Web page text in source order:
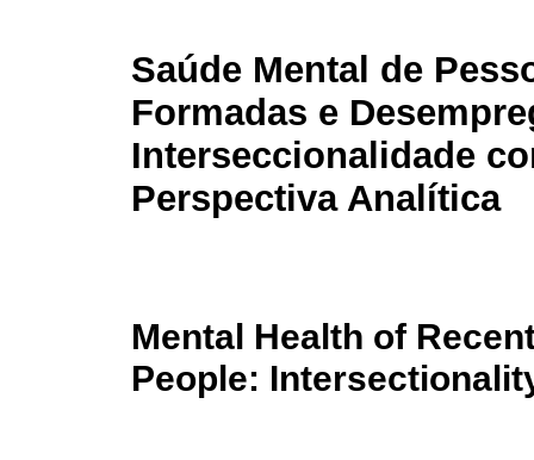
Saúde Mental de
Formadas e
Interseccionalidade
Perspectiva Analítica
Mental Health of
People: